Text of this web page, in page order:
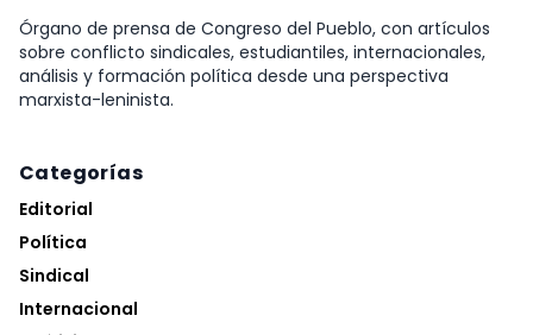
Órgano de prensa de Congreso del Pueblo, con artículos
sobre conflicto sindicales, estudiantiles, internacionales,
análisis y formación política desde una perspectiva
marxista-leninista.
Categorías
Editorial
Política
Sindical
Internacional